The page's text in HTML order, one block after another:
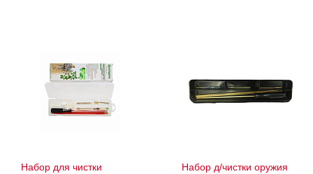
Набор для чистки
Набор д/чистки оружия